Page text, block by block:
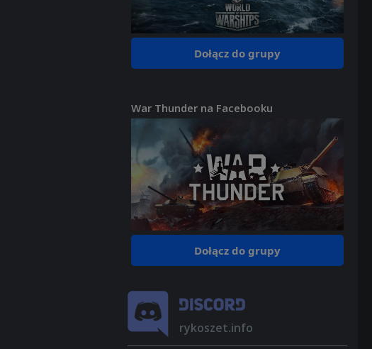
Dołącz do grupy
War Thunder na Facebooku
Dołącz do grupy
rykoszet.info